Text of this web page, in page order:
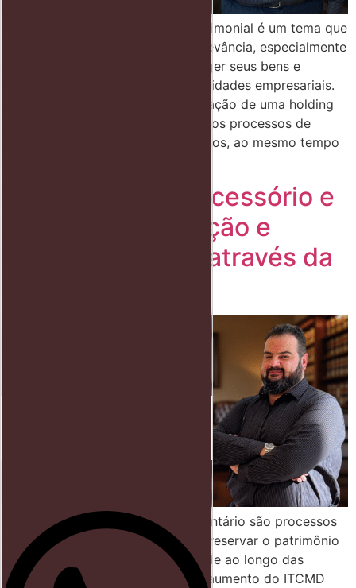
O planejamento sucessório e patrimonial é um tema que
vem ganhando cada vez mais relevância, especialmente
entre famílias que desejam proteger seus bens e
assegurar a continuidade das atividades empresariais.
Ao adotar estratégias como a criação de uma holding
patrimonial, é possível evitar longos processos de
inventário e economizar em tributos, ao mesmo tempo
Planejamento Sucessório e
Inventário: Proteção e
Eficiência Fiscal através da
O planejamento sucessório e inventário são processos
fundamentais para quem busca preservar o patrimônio
familiar e garantir sua continuidade ao longo das
gerações. Diante da previsão de aumento do ITCMD